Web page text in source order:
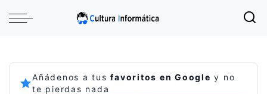
Añádenos a tusfavoritos en Google y no
te pierdas nada